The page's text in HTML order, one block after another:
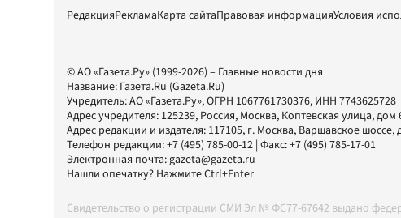
РедакцияРекламаКарта сайтаПравовая информацияУсловия
© АО «Газета.Ру» (1999-2026) – Главные новости дня
Название: Газета.Ru (Gazeta.Ru)
Учредитель:АО «Газета.Ру», ОГРН 1067761730376, ИНН 7743625728
Адрес учредителя: 125239, Россия, Москва, Коптевская улица, дом
Адрес редакции и издателя: 117105, г. Москва, Варшавское шоссе,
Телефон редакции:+7 (495) 785-00-12 | Факс:+7 (495) 785-17-01
Электронная почта:gazeta@gazeta.ru
Нашли опечатку? Нажмите Ctrl+Enter
Свидетельство о регистрации СМИ Эл № ФС77-67642 выдано